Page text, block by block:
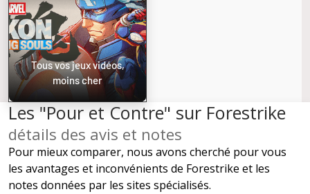
Tous vos jeux vidéos,
moins cher
Les "Pour et Contre" sur Forestrike
détails des avis et notes
Pour mieux comparer, nous avons cherché pour vous
les avantages et inconvénients de Forestrike et les
notes données par les sites spécialisés.